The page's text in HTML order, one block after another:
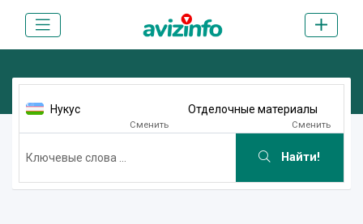
Нукус
Сменить
Отделочные материалы
Сменить
Найти!